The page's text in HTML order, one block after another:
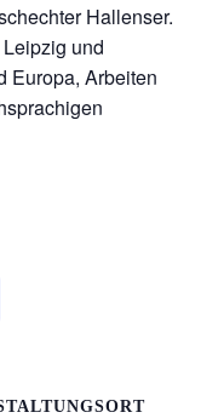
Hallenser.
und
Europa, Arbeiten